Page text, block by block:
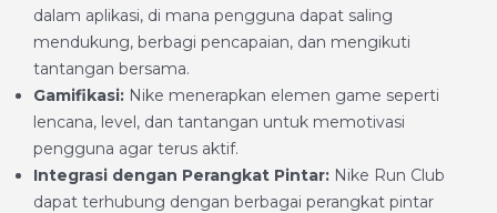
dalam aplikasi, di mana pengguna dapat saling
mendukung, berbagi pencapaian, dan mengikuti
tantangan bersama.
Gamifikasi: Nike menerapkan elemen game seperti
lencana, level, dan tantangan untuk memotivasi
pengguna agar terus aktif.
Integrasi dengan Perangkat Pintar: Nike Run Club
dapat terhubung dengan berbagai perangkat pintar